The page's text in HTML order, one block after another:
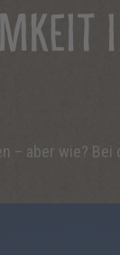
– aber wie?